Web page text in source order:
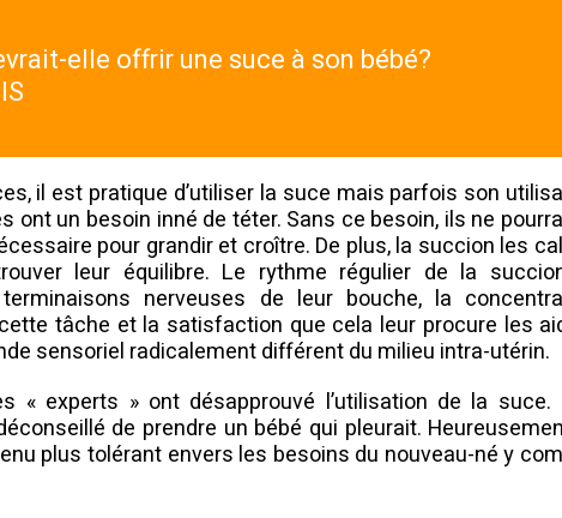
elle offrir une suce à son bébé?
il est pratique d’utiliser la suce mais parfois son
ont un besoin inné de téter. Sans ce besoin, ils ne
pour grandir et croître. De plus, la succion les
leur équilibre. Le rythme régulier de la
nerveuses de leur bouche, la
tâche et la satisfaction que cela leur procure les
sensoriel radicalement différent du milieu intra-utérin.
« experts » ont désapprouvé l’utilisation de la suce.
de prendre un bébé qui pleurait.
plus tolérant envers les besoins du nouveau-né y